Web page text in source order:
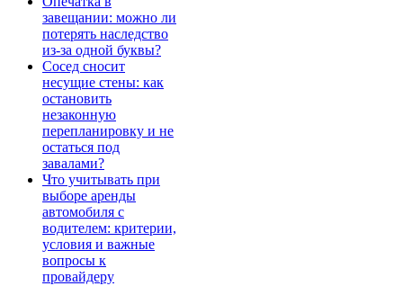
завещании: можно ли
потерять наследство
из-за одной буквы?
Сосед сносит
несущие стены: как
остановить
незаконную
перепланировку и не
остаться под
завалами?
Что учитывать при
выборе аренды
автомобиля с
водителем: критерии,
условия и важные
вопросы к
провайдеру